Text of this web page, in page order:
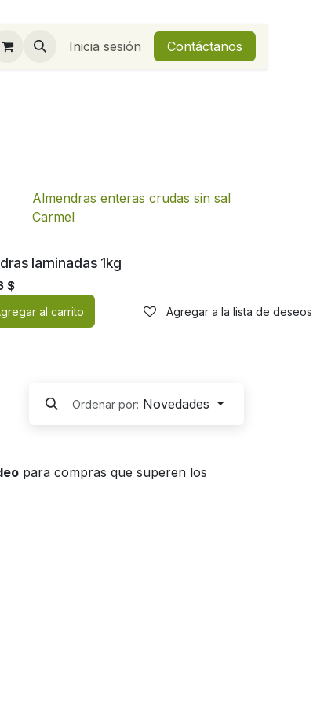
Inicia sesión Contáctanos
Almendras enteras crudas sin sal
Carmel
laminadas 1kg
$
al carrito Agregar a la lista de deseos
Ordenar por: Novedades
para compras que superen los